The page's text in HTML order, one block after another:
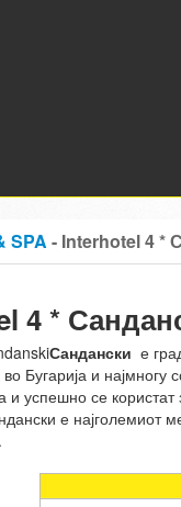
SPA - Interhotel 4 *
4 *
Сандански е
во Бугарија и
и успешно се
е најголемиот